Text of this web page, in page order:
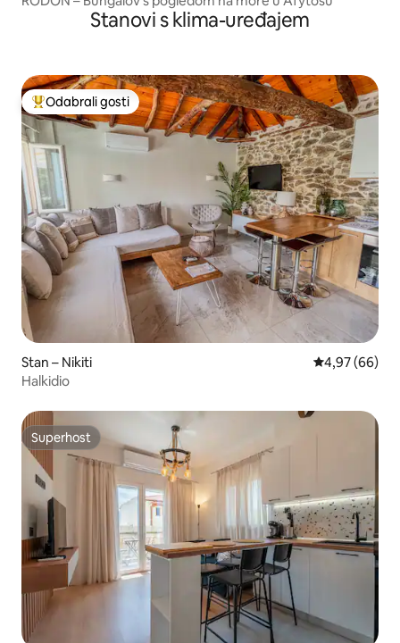
Stanovi s klima-uređajem
Među najviše rangiranima s oznakom „Odabrali gosti”
Odabrali gosti
Stan – Nikiti Prosječna
4,97 (66)
Halkidio
Superhost
Superhost